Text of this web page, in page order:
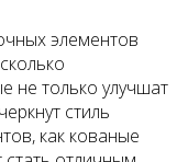
элементов
не только улучшат
стиль
как кованые